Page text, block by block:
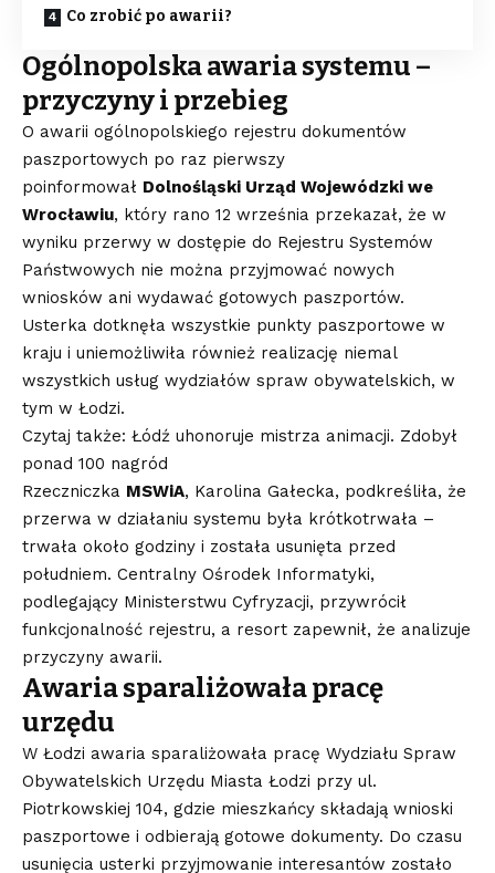
Co zrobić po awarii?
Ogólnopolska awaria systemu –
przyczyny i przebieg
O awarii ogólnopolskiego rejestru dokumentów
paszportowych po raz pierwszy
poinformował Dolnośląski Urząd Wojewódzki we
Wrocławiu, który rano 12 września przekazał, że w
wyniku przerwy w dostępie do Rejestru Systemów
Państwowych nie można przyjmować nowych
wniosków ani wydawać gotowych paszportów.
Usterka dotknęła wszystkie punkty paszportowe w
kraju i uniemożliwiła również realizację niemal
wszystkich usług wydziałów spraw obywatelskich, w
tym w Łodzi.
Czytaj także: Łódź uhonoruje mistrza animacji. Zdobył
ponad 100 nagród
Rzeczniczka MSWiA, Karolina Gałecka, podkreśliła, że
przerwa w działaniu systemu była krótkotrwała –
trwała około godziny i została usunięta przed
południem. Centralny Ośrodek Informatyki,
podlegający Ministerstwu Cyfryzacji, przywrócił
funkcjonalność rejestru, a resort zapewnił, że analizuje
przyczyny awarii.
Awaria sparaliżowała pracę
urzędu
W Łodzi awaria sparaliżowała pracę Wydziału Spraw
Obywatelskich Urzędu Miasta Łodzi przy ul.
Piotrkowskiej 104, gdzie mieszkańcy składają wnioski
paszportowe i odbierają gotowe dokumenty. Do czasu
usunięcia usterki przyjmowanie interesantów zostało